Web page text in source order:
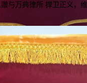
与万典律所 捍卫正义，